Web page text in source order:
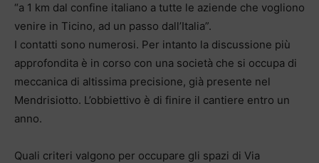
“a 1 km dal confine italiano a tutte le aziende che vogliono
venire in Ticino, ad un passo dall’Italia”.
I contatti sono numerosi. Per intanto la discussione più
approfondita è in corso con una società che si occupa di
meccanica di altissima precisione, già presente nel
Mendrisiotto. L’obbiettivo è di finire il cantiere entro un
anno.
Quali criteri valgono per occupare gli spazi di Via